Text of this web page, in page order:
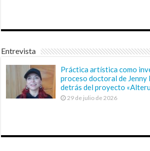
Entrevista
Práctica artística como
proceso doctoral de
detrás del proyecto
29 de julio de 2026